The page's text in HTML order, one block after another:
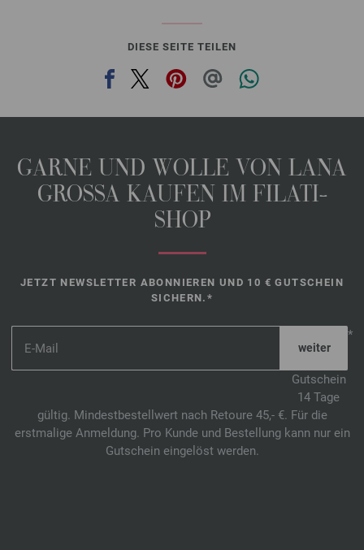
DIESE SEITE TEILEN
GARNE UND WOLLE VON LANA
GROSSA KAUFEN IM FILATI-
SHOP
JETZT NEWSLETTER ABONNIEREN UND 10 € GUTSCHEIN
SICHERN.*
*
Gutschein
14 Tage
gültig. Mindestbestellwert nach Retoure 45,- €. Für die
erstmalige Anmeldung. Pro Kunde und Bestellung kann nur ein
Gutschein eingelöst werden.